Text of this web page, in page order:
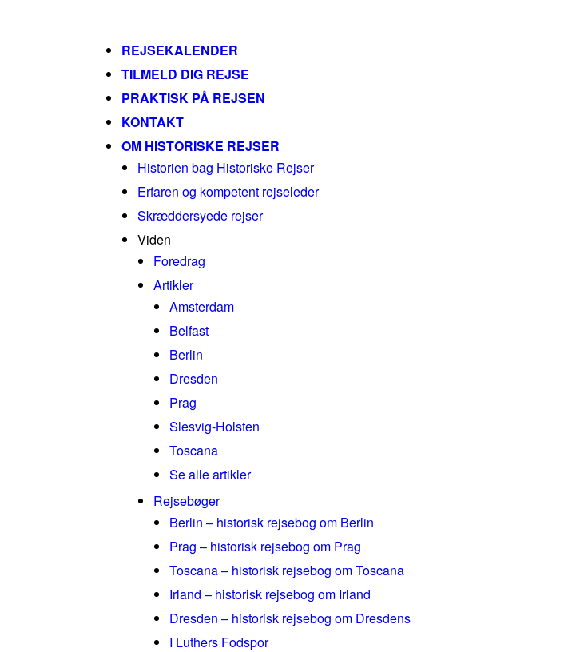
REJSEKALENDER
TILMELD DIG REJSE
PRAKTISK PÅ REJSEN
KONTAKT
OM HISTORISKE REJSER
Historien bag Historiske Rejser
Erfaren og kompetent rejseleder
Skræddersyede rejser
Viden
Foredrag
Artikler
Amsterdam
Belfast
Berlin
Dresden
Prag
Slesvig-Holsten
Toscana
Se alle artikler
Rejsebøger
Berlin – historisk rejsebog om Berlin
Prag – historisk rejsebog om Prag
Toscana – historisk rejsebog om Toscana
Irland – historisk rejsebog om Irland
Dresden – historisk rejsebog om Dresdens
I Luthers Fodspor